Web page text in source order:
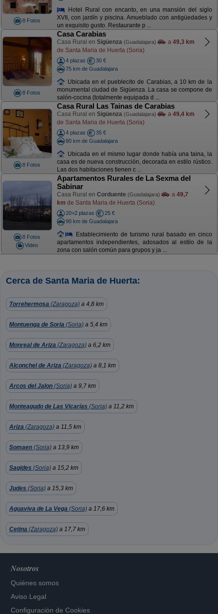
8 Fotos
Hotel Rural con encanto, en una mansión del siglo
XVII, con jardín y piscina. Amueblado con antigüedades y
un exquisito gusto. Restaurante p ...
8 Fotos
Casa Carabias
Casa Rural en Sigüenza (Guadalajara) a 49,3 km
de Santa Maria de Huerta (Soria)
4 plazas
30 €
75 km de Guadalajara
Ubicada en el pueblecito de Carabias, a 10 km de la
monumental ciudad de Sigüenza. La casa se compone de
salón-cocina (totalmente equipada d ...
8 Fotos
Casa Rural Las Tainas de Carabias
Casa Rural en Sigüenza (Guadalajara) a 49,4 km
de Santa Maria de Huerta (Soria)
4 plazas
35 €
80 km de Guadalajara
Ubicada en el mismo lugar donde había una taina, la
casa es de nueva construcción, decorada en estilo rústico.
Las dos habitaciones tienen c ...
8 Fotos
Video
Apartamentos Rurales de La Sexma del
Sabinar
Casa Rural en Corduente (Guadalajara) a 49,7
km de Santa Maria de Huerta (Soria)
20+2 plazas
25 €
90 km de Guadalajara
Establecimiento de turismo rural basado en cinco
apartamentos independientes, adosados al estilo de la
zona con salón común para grupos y ja ...
Cerca de Santa Maria de Huerta:
Torrehermosa (Zaragoza) a 4,8 km
Montuenga de Soria (Soria) a 5,4 km
Monreal de Ariza (Zaragoza) a 6,2 km
Alconchel de Ariza (Zaragoza) a 8,1 km
Arcos del Jalon (Soria) a 9,7 km
Monteagudo de Las Vicarías (Soria) a 11,2 km
Ariza (Zaragoza) a 11,5 km
Somaen (Soria) a 13,9 km
Sagides (Soria) a 15,2 km
Judes (Soria) a 15,3 km
Aguaviva de La Vega (Soria) a 17,6 km
Cetina (Zaragoza) a 17,7 km
Nosotros
Quiénes somos
Aviso Legal
Configuración de Cookies